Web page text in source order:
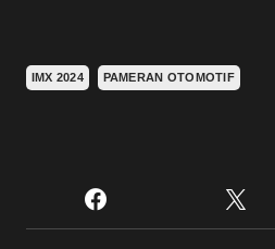
IMX 2024 PAMERAN OTOMOTIF